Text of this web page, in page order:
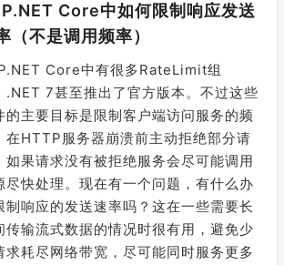
Core中如何限制响应发送
（不是调用频率）
Core中有很多RateLimit组
.NET 7甚至推出了官方版本。不过这些
的主要目标是限制客户端访问服务的频
在HTTP服务器崩溃前主动拒绝部分请
如果请求没有被拒绝服务会尽可能调用
尽快处理。现在有一个问题，有什么办
制响应的发送速率吗？这在一些需要长
传输流式数据的情况时很有用，避免少
求耗尽网络带宽，尽可能同时服务更多